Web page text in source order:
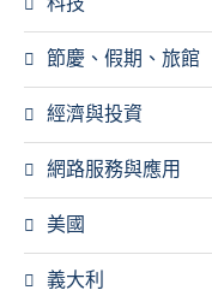
節慶、假期、旅館
經濟與投資
網路服務與應用
美國
義大利